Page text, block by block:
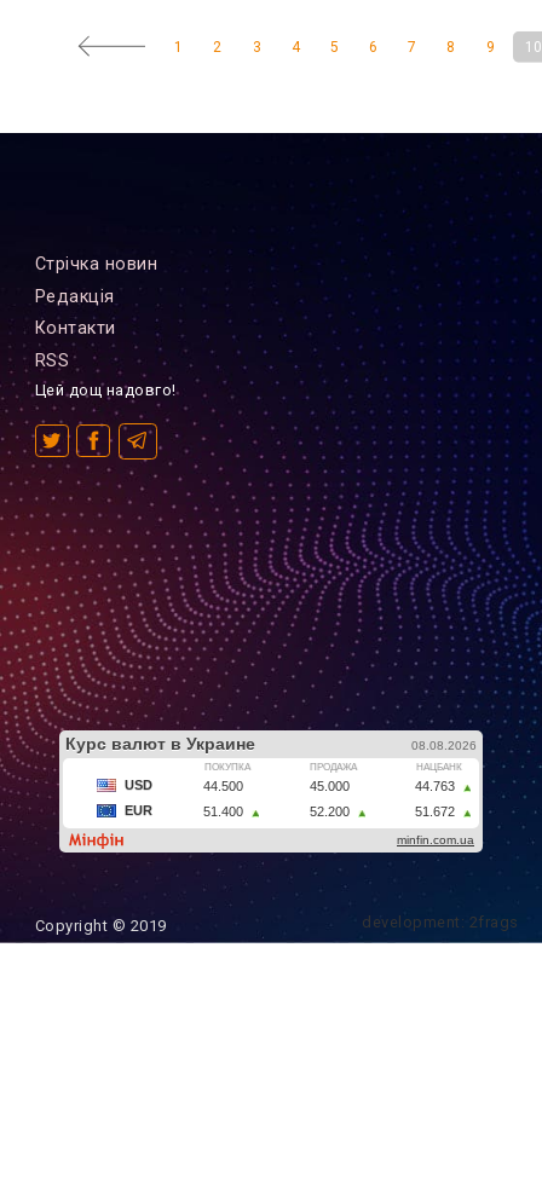
1 2 3 4 5 6 7 8 9 10
Стрiчка новин
Редакцiя
Контакти
RSS
Цей дощ надовго!
Copyright © 2019 development: 2frags